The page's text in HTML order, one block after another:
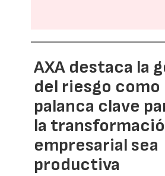
AXA destaca la
del riesgo como
palanca clave
la
empresarial sea
productiva